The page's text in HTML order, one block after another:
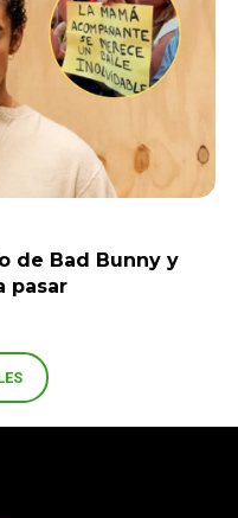
de Bad Bunny y
pasar